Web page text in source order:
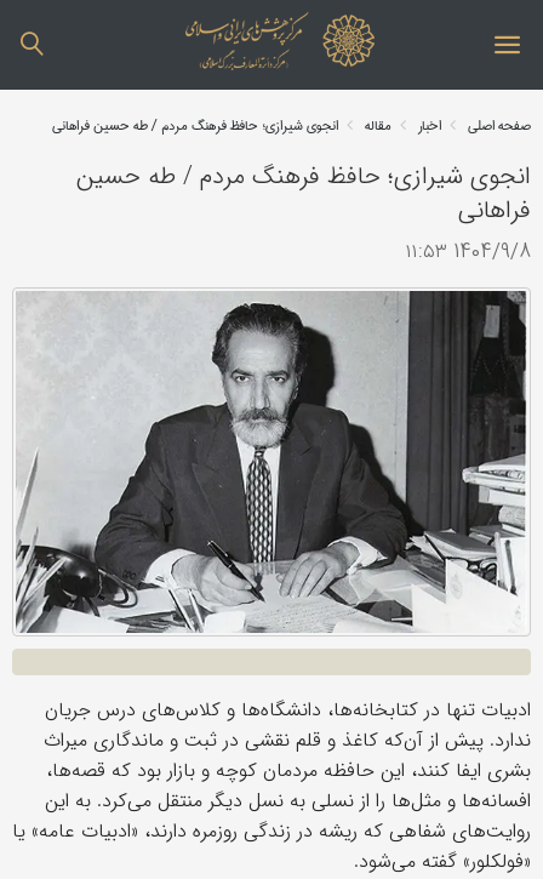
صفحه اصلی اخبار مقاله انجوی شیرازی؛ حافظ فرهنگ مردم / طه حسین فراهانی
انجوی شیرازی؛ حافظ فرهنگ مردم / طه حسین
فراهانی
1404/9/8 ۱۱:۵۳
ادبیات تنها در کتابخانه‌ها، دانشگاه‌ها و کلاس‌های درس جریان
ندارد. پیش از آن‌که کاغذ و قلم نقشی در ثبت و ماندگاری میراث
بشری ایفا کنند، این حافظه‌ مردمان کوچه و بازار بود که قصه‌ها،
افسانه‌ها و مثل‌ها را از نسلی به نسل دیگر منتقل می‌کرد. به این
روایت‌های شفاهی که ریشه در زندگی روزمره دارند، «ادبیات عامه» یا
«فولکلور» گفته می‌شود.